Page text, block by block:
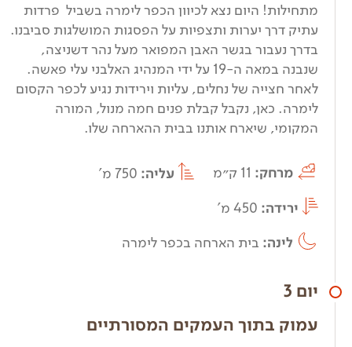
מתחילות! היום נצא לכיוון הכפר לימרה בשביל פרדות
עתיק דרך יערות ותצפיות על הפסגות המושלגות סביבנו.
בדרך נעבור בגשר האבן המפואר מעל נהר דשניצה,
שנבנה במאה ה-19 על ידי המנהיג האלבני עלי פאשה.
לאחר חצייה של נחלים, עליות וירידות נגיע לכפר הקסום
לימרה. כאן, נקבל קבלת פנים חמה מנול, המורה
המקומי, שיארח אותנו בבית ההארחה שלו.
מרחק: 11 ק״מ עליה: 750 מ'
ירידה: 450 מ'
לינה: בית הארחה בכפר לימרה
יום 3
עמוק בתוך העמקים המסורתיים